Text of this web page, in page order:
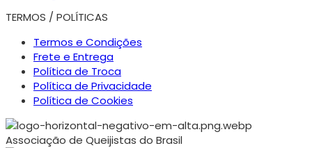
TERMOS / POLÍTICAS
Termos e Condições
Frete e Entrega
Política de Troca
Política de Privacidade
Política de Cookies
Associação de Queijistas do Brasil